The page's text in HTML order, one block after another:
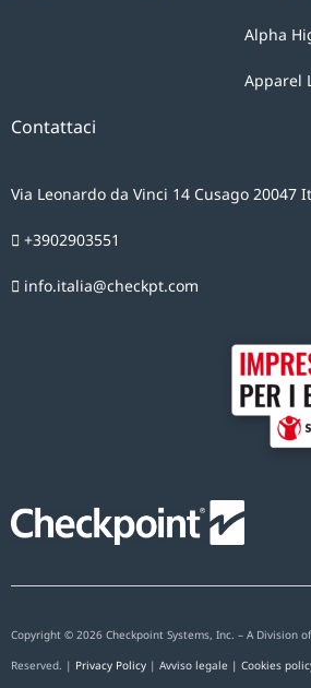
Alpha
Apparel
Contattaci
Via Leonardo da Vinci 14 Cusago 20047
+3902903551
info.italia@checkpt.com
Copyright © 2026 Checkpoint Systems, Inc. – A Division
Reserved. | Privacy Policy | Avviso legale | Cookies